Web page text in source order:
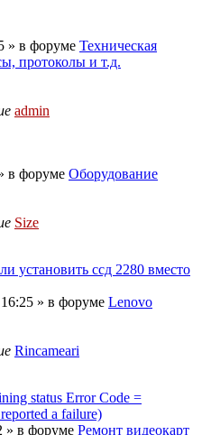
» в форуме Техническая
протоколы и т.д.
admin
в форуме Оборудование
Size
установить ссд 2280 вместо
» в форуме Lenovo
Rincameari
status Error Code =
a failure)
» в форуме Ремонт видеокарт